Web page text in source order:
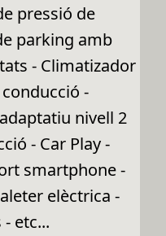
pressió de
parking amb
- Climatizador
-
nivell 2
- Car Play -
smartphone -
elèctrica -
etc...